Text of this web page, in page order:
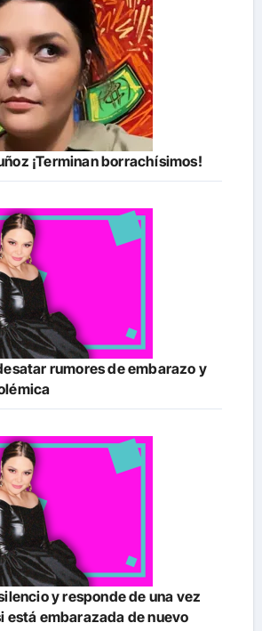
¡Terminan borrachísimos!
rumores de embarazo y
y responde de una vez
está embarazada de nuevo